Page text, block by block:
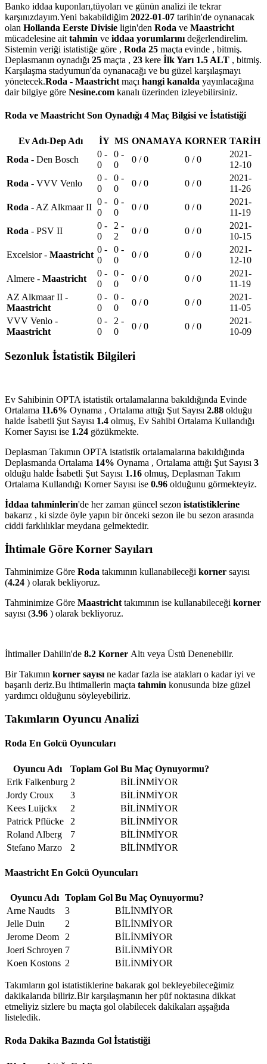
Banko iddaa kuponları,tüyoları ve günün analizi ile tekrar
karşınızdayım.Yeni bakabildiğim 2022-01-07 tarihin'de oynanacak
olan Hollanda Eerste Divisie ligin'den Roda ve Maastricht
mücadelesine ait tahmin ve iddaa yorumlarını değerlendirelim.
Sistemin veriği istatistiğe göre , Roda 25 maçta evinde , bitmiş.
Deplasmanın oynadığı 25 maçta , 23 kere İlk Yarı 1.5 ALT , bitmiş.
Karşılaşma stadyumun'da oynanacağı ve bu güzel karşılaşmayı
yönetecek.Roda - Maastricht maçı hangi kanalda yayınlacağına
dair bilgiye göre Nesine.com kanalı üzerinden izleyebilirsiniz.
Roda ve Maastricht Son Oynadığı 4 Maç Bilgisi ve İstatistiği
Ev Adı-Dep Adı İY MS ONAMAYA KORNER TARİH
Roda - Den Bosch
0 -
0
0 -
0
0 / 0 0 / 0
2021-
12-10
Roda - VVV Venlo
0 -
0
0 -
0
0 / 0 0 / 0
2021-
11-26
Roda - AZ Alkmaar II
0 -
0
0 -
0
0 / 0 0 / 0
2021-
11-19
Roda - PSV II
0 -
0
2 -
2
0 / 0 0 / 0
2021-
10-15
Excelsior - Maastricht
0 -
0
0 -
0
0 / 0 0 / 0
2021-
12-10
Almere - Maastricht
0 -
0
0 -
0
0 / 0 0 / 0
2021-
11-19
AZ Alkmaar II -
Maastricht
0 -
0
0 -
0
0 / 0 0 / 0
2021-
11-05
VVV Venlo -
Maastricht
0 -
0
2 -
0
0 / 0 0 / 0
2021-
10-09
Sezonluk İstatistik Bilgileri
Ev Sahibinin OPTA istatistik ortalamalarına bakıldığında Evinde
Ortalama 11.6% Oynama , Ortalama attığı Şut Sayısı 2.88 olduğu
halde İsabetli Şut Sayısı 1.4 olmuş, Ev Sahibi Ortalama Kullandığı
Korner Sayısı ise 1.24 gözükmekte.
Deplasman Takımın OPTA istatistik ortalamalarına bakıldığında
Deplasmanda Ortalama 14% Oynama , Ortalama attığı Şut Sayısı 3
olduğu halde İsabetli Şut Sayısı 1.16 olmuş, Deplasman Takım
Ortalama Kullandığı Korner Sayısı ise 0.96 olduğunu görmekteyiz.
İddaa tahminlerin'de her zaman güncel sezon istatistiklerine
bakarız , ki sizde öyle yapın bir önceki sezon ile bu sezon arasında
ciddi farklılıklar meydana gelmektedir.
İhtimale Göre Korner Sayıları
Tahminimize Göre Roda takımının kullanabileceği korner sayısı
(4.24 ) olarak bekliyoruz.
Tahminimize Göre Maastricht takımının ise kullanabileceği korner
sayısı (3.96 ) olarak bekliyoruz.
İhtimaller Dahilin'de 8.2 Korner Altı veya Üstü Denenebilir.
Bir Takımın korner sayısı ne kadar fazla ise atakları o kadar iyi ve
başarılı deriz.Bu ihtimallerin maçta tahmin konusunda bize güzel
yardımcı olduğunu söyleyebiliriz.
Takımların Oyuncu Analizi
Roda En Golcü Oyuncuları
Oyuncu Adı Toplam Gol Bu Maç Oynuyormu?
Erik Falkenburg 2
BİLİNMİYOR
Jordy Croux
3
BİLİNMİYOR
Kees Luijckx
2
BİLİNMİYOR
Patrick Pflücke
2
BİLİNMİYOR
Roland Alberg
7
BİLİNMİYOR
Stefano Marzo
2 BİLİNMİYOR
Maastricht En Golcü Oyuncuları
Oyuncu Adı Toplam Gol Bu Maç Oynuyormu?
Arne Naudts
3
BİLİNMİYOR
Jelle Duin
2
BİLİNMİYOR
Jerome Deom
2
BİLİNMİYOR
Joeri Schroyen 7
BİLİNMİYOR
Koen Kostons 2 BİLİNMİYOR
Takımların gol istatistiklerine bakarak gol bekleyebileceğimiz
dakikalarıda biliriz.Bir karşılaşmanın her püf noktasına dikkat
etmeliyiz sizlere bu maçta gol olabilecek dakikaları aşşağıda
listeledik.
Roda Dakika Bazında Gol İstatistiği